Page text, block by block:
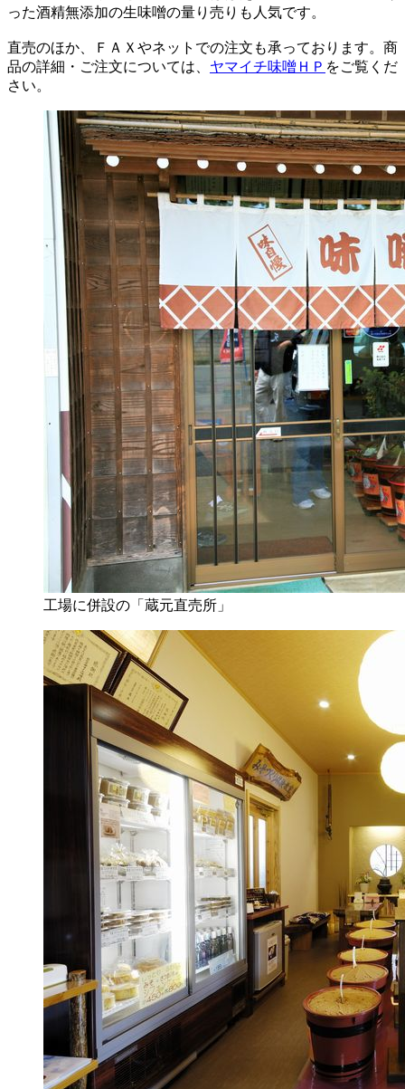
った酒精無添加の生味噌の量り売りも人気です。
直売のほか、ＦＡＸやネットでの注文も承っております。商
品の詳細・ご注文については、 ヤマイチ味噌ＨＰ をご覧くだ
さい。
工場に併設の「蔵元直売所」